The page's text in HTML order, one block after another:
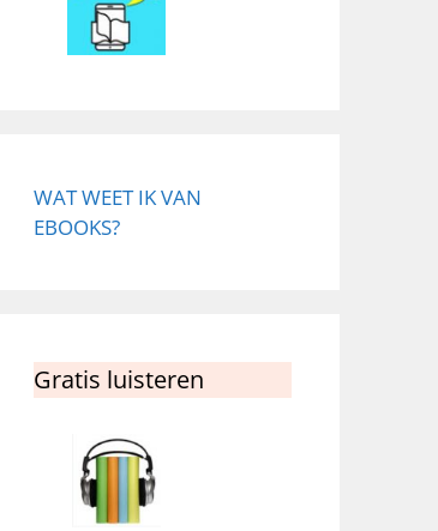
WAT WEET IK VAN
EBOOKS?
Gratis luisteren